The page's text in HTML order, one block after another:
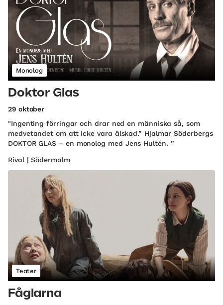
Monolog
Doktor Glas
29 oktober
"Ingenting förringar och drar ned en människa så, som
medvetandet om att icke vara älskad.” Hjalmar Söderbergs
DOKTOR GLAS – en monolog med Jens Hultén. ”
Rival | Södermalm
Teater
Fåglarna